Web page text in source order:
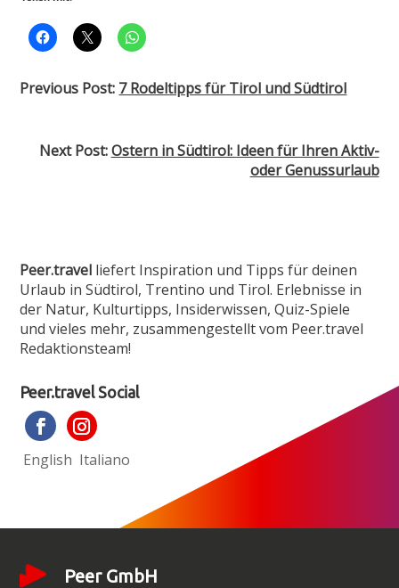
Previous Post: 7 Rodeltipps für Tirol und Südtirol
Next Post:Ostern in Südtirol: Ideen für Ihren Aktiv-
oder Genuss­urlaub
Peer.travel liefert Inspiration und Tipps für deinen
Urlaub in Südtirol, Trentino und Tirol. Erlebnisse in
der Natur, Kulturtipps, Insiderwissen, Quiz-Spiele
und vieles mehr, zusammen­gestellt vom Peer.travel
Redaktionsteam!
Peer.travel Social
English Italiano
Peer GmbH